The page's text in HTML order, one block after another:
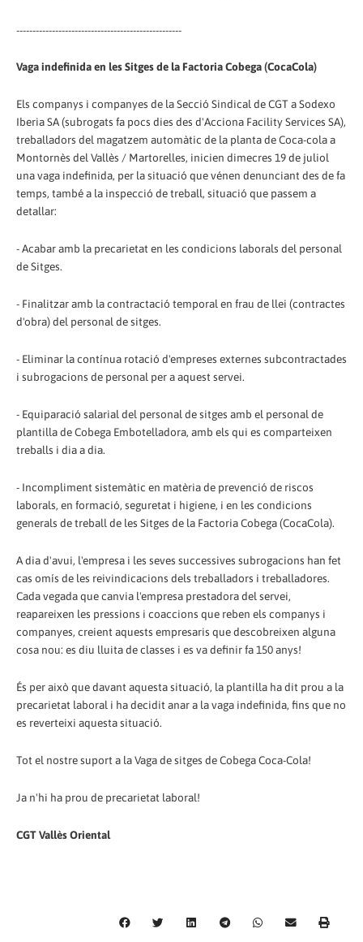
---------------------------------------------------
Vaga indefinida en les Sitges de la Factoria Cobega (CocaCola)
Els companys i companyes de la Secció Sindical de CGT a Sodexo
Iberia SA (subrogats fa pocs dies des d'Acciona Facility Services SA),
treballadors del magatzem automàtic de la planta de Coca-cola a
Montornès del Vallès / Martorelles, inicien dimecres 19 de juliol
una vaga indefinida, per la situació que vénen denunciant des de fa
temps, també a la inspecció de treball, situació que passem a
detallar:
- Acabar amb la precarietat en les condicions laborals del personal
de Sitges.
- Finalitzar amb la contractació temporal en frau de llei (contractes
d'obra) del personal de sitges.
- Eliminar la contínua rotació d'empreses externes subcontractades
i subrogacions de personal per a aquest servei.
- Equiparació salarial del personal de sitges amb el personal de
plantilla de Cobega Embotelladora, amb els qui es comparteixen
treballs i dia a dia.
- Incompliment sistemàtic en matèria de prevenció de riscos
laborals, en formació, seguretat i higiene, i en les condicions
generals de treball de les Sitges de la Factoria Cobega (CocaCola).
A dia d'avui, l'empresa i les seves successives subrogacions han fet
cas omís de les reivindicacions dels treballadors i treballadores.
Cada vegada que canvia l'empresa prestadora del servei,
reapareixen les pressions i coaccions que reben els companys i
companyes, creient aquests empresaris que descobreixen alguna
cosa nou: es diu lluita de classes i es va definir fa 150 anys!
És per això que davant aquesta situació, la plantilla ha dit prou a la
precarietat laboral i ha decidit anar a la vaga indefinida, fins que no
es reverteixi aquesta situació.
Tot el nostre suport a la Vaga de sitges de Cobega Coca-Cola!
Ja n'hi ha prou de precarietat laboral!
CGT Vallès Oriental